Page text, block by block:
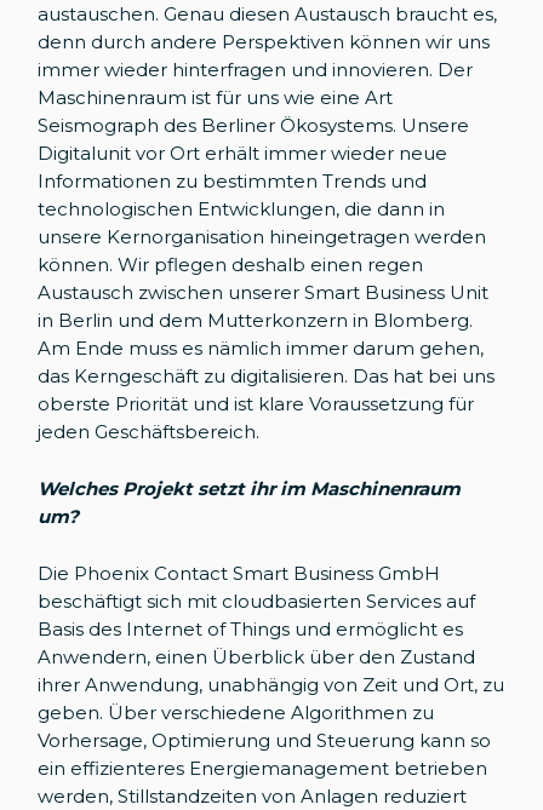
austauschen. Genau diesen Austausch braucht es,
denn durch andere Perspektiven können wir uns
immer wieder hinterfragen und innovieren. Der
Maschinenraum ist für uns wie eine Art
Seismograph des Berliner Ökosystems. Unsere
Digitalunit vor Ort erhält immer wieder neue
Informationen zu bestimmten Trends und
technologischen Entwicklungen, die dann in
unsere Kernorganisation hineingetragen werden
können. Wir pflegen deshalb einen regen
Austausch zwischen unserer Smart Business Unit
in Berlin und dem Mutterkonzern in Blomberg.
Am Ende muss es nämlich immer darum gehen,
das Kerngeschäft zu digitalisieren. Das hat bei uns
oberste Priorität und ist klare Voraussetzung für
jeden Geschäftsbereich.
Welches Projekt setzt ihr im Maschinenraum
um?
Die Phoenix Contact Smart Business GmbH
beschäftigt sich mit cloudbasierten Services auf
Basis des Internet of Things und ermöglicht es
Anwendern, einen Überblick über den Zustand
ihrer Anwendung, unabhängig von Zeit und Ort, zu
geben. Über verschiedene Algorithmen zu
Vorhersage, Optimierung und Steuerung kann so
ein effizienteres Energiemanagement betrieben
werden, Stillstandzeiten von Anlagen reduziert